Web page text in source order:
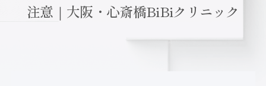
注意｜大阪・心斎橋BiBiクリニック